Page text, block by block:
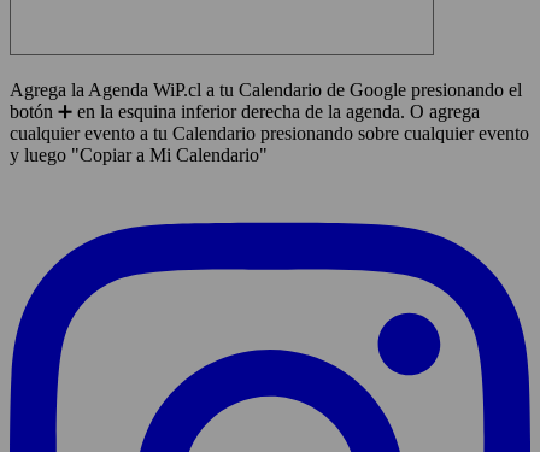
Agrega la Agenda WiP.cl a tu Calendario de Google presionando el
botón ➕ en la esquina inferior derecha de la agenda. O agrega
cualquier evento a tu Calendario presionando sobre cualquier evento
y luego "Copiar a Mi Calendario"